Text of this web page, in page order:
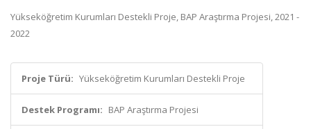
Yükseköğretim Kurumları Destekli Proje, BAP Araştırma Projesi, 2021 -
2022
Proje Türü: Yükseköğretim Kurumları Destekli Proje
Destek Programı: BAP Araştırma Projesi